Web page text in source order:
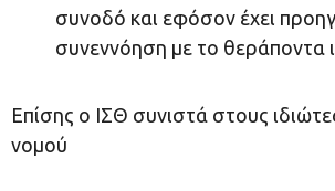
συνοδό και εφόσον έχει
συνεννόηση με το θεράποντα
Επίσης ο ΙΣΘ συνιστά στους
νομού